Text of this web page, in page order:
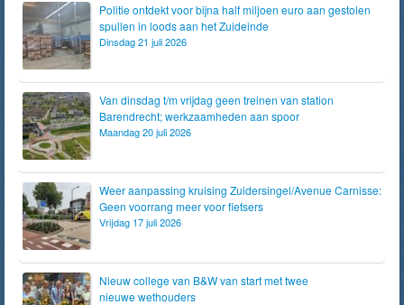
Politie ontdekt voor bijna half miljoen euro aan gestolen
spullen in loods aan het Zuideinde
Dinsdag 21 juli 2026
Van dinsdag t/m vrijdag geen treinen van station
Barendrecht; werkzaamheden aan spoor
Maandag 20 juli 2026
Weer aanpassing kruising Zuidersingel/Avenue Carnisse:
Geen voorrang meer voor fietsers
Vrijdag 17 juli 2026
Nieuw college van B&W van start met twee
nieuwe wethouders